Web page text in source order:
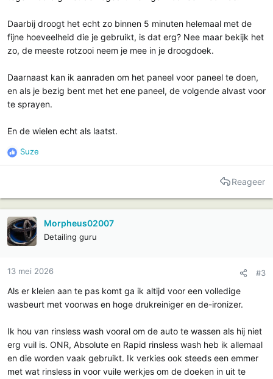
Daarbij droogt het echt zo binnen 5 minuten helemaal met de
fijne hoeveelheid die je gebruikt, is dat erg? Nee maar bekijk het
zo, de meeste rotzooi neem je mee in je droogdoek.
Daarnaast kan ik aanraden om het paneel voor paneel te doen,
en als je bezig bent met het ene paneel, de volgende alvast voor
te sprayen.
En de wielen echt als laatst.
R
e
i
e
s
Suze
Reageer
Morpheus02007
Detailing guru
13 mei 2026 #3
Als er kleien aan te pas komt ga ik altijd voor een volledige
wasbeurt met voorwas en hoge drukreiniger en de-ironizer.
Ik hou van rinsless wash vooral om de auto te wassen als hij niet
erg vuil is. ONR, Absolute en Rapid rinsless wash heb ik allemaal
en die worden vaak gebruikt. Ik verkies ook steeds een emmer
met wat rinsless in voor vuile werkjes om de doeken in uit te